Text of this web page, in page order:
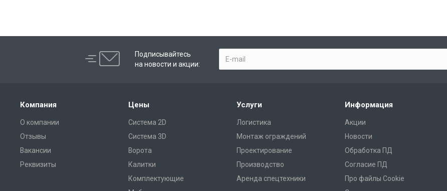
Подписывайтесь
на новости и акции:
Компания
О компании
Отзывы
Вакансии
Реквизиты
Цены
Система 2D
Система 3D
Ворота
Калитки
Комплектующие
Услуги
Логистика
Монтаж ограждений
Проектирование
Производство
Аренда спецтехники
Информация
Акции
Новости
Обработка ПД
Согласие ПД
Про файлы Cookie